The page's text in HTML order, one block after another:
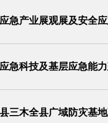
急产业展观展及安全
急科技及基层应急能
三木全县广域防灾基